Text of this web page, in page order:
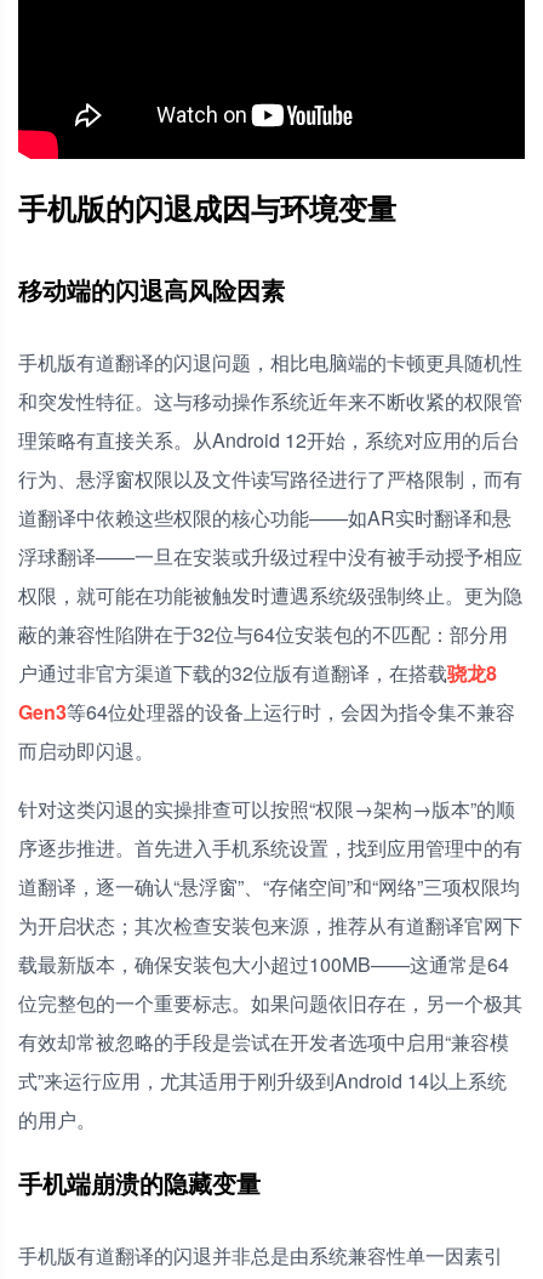
手机版的闪退成因与环境变量
移动端的闪退高风险因素
手机版有道翻译的闪退问题，相比电脑端的卡顿更具随机性
和突发性特征。这与移动操作系统近年来不断收紧的权限管
理策略有直接关系。从Android 12开始，系统对应用的后台
行为、悬浮窗权限以及文件读写路径进行了严格限制，而有
道翻译中依赖这些权限的核心功能——如AR实时翻译和悬
浮球翻译——一旦在安装或升级过程中没有被手动授予相应
权限，就可能在功能被触发时遭遇系统级强制终止。更为隐
蔽的兼容性陷阱在于32位与64位安装包的不匹配：部分用
户通过非官方渠道下载的32位版有道翻译，在搭载骁龙8
Gen3等64位处理器的设备上运行时，会因为指令集不兼容
而启动即闪退。
针对这类闪退的实操排查可以按照“权限→架构→版本”的顺
序逐步推进。首先进入手机系统设置，找到应用管理中的有
道翻译，逐一确认“悬浮窗”、“存储空间”和“网络”三项权限均
为开启状态；其次检查安装包来源，推荐从有道翻译官网下
载最新版本，确保安装包大小超过100MB——这通常是64
位完整包的一个重要标志。如果问题依旧存在，另一个极其
有效却常被忽略的手段是尝试在开发者选项中启用“兼容模
式”来运行应用，尤其适用于刚升级到Android 14以上系统
的用户。
手机端崩溃的隐藏变量
手机版有道翻译的闪退并非总是由系统兼容性单一因素引